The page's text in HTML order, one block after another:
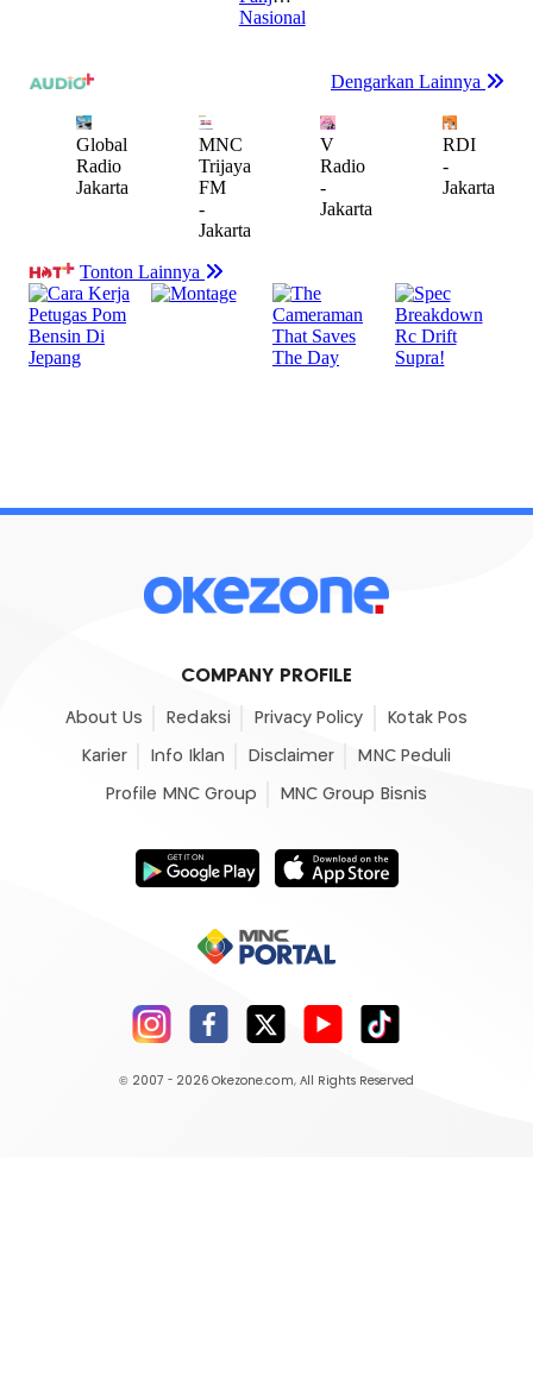
COMPANY PROFILE
About Us Redaksi Privacy Policy Kotak Pos
Karier Info Iklan Disclaimer MNC Peduli
Profile MNC Group MNC Group Bisnis
© 2007 - 2026 Okezone.com, All Rights Reserved